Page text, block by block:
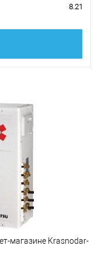
8.21
магазине Krasnodar-